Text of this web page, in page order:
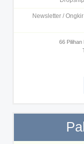
Newsletter /
66 Pilihan